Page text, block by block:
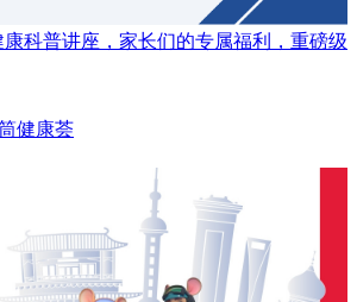
康科普讲座，家长们的专属福利，重磅级
健康荟